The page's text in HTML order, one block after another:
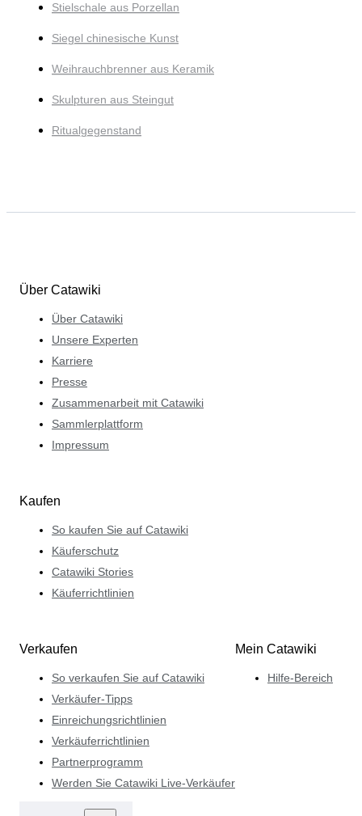
Stielschale aus Porzellan
Siegel chinesische Kunst
Weihrauchbrenner aus Keramik
Skulpturen aus Steingut
Ritualgegenstand
Über Catawiki
Über Catawiki
Unsere Experten
Karriere
Presse
Zusammenarbeit mit Catawiki
Sammlerplattform
Impressum
Kaufen
So kaufen Sie auf Catawiki
Käuferschutz
Catawiki Stories
Käuferrichtlinien
Verkaufen
So verkaufen Sie auf Catawiki
Verkäufer-Tipps
Einreichungsrichtlinien
Verkäuferrichtlinien
Partnerprogramm
Werden Sie Catawiki Live-Verkäufer
Mein Catawiki
Hilfe-Bereich